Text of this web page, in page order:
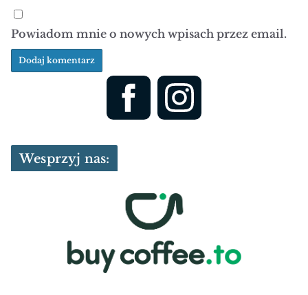
Powiadom mnie o nowych wpisach przez email.
Wesprzyj nas: